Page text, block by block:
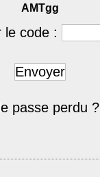
AMTgg
le code :
Envoyer
passe perdu ?